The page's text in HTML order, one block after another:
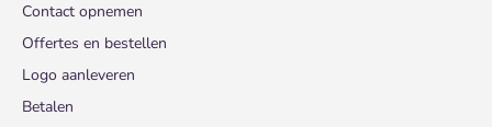
Contact opnemen
Offertes en bestellen
Logo aanleveren
Betalen